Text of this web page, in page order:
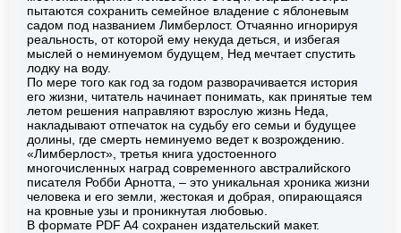
пытаются сохранить семейное владение с яблоневым
садом под названием Лимберлост. Отчаянно игнорируя
реальность, от которой ему некуда деться, и избегая
мыслей о неминуемом будущем, Нед мечтает спустить
лодку на воду.
По мере того как год за годом разворачивается история
его жизни, читатель начинает понимать, как принятые тем
летом решения направляют взрослую жизнь Неда,
накладывают отпечаток на судьбу его семьи и будущее
долины, где смерть неминуемо ведет к возрождению.
«Лимберлост», третья книга удостоенного
многочисленных наград современного австралийского
писателя Робби Арнотта, – это уникальная хроника жизни
человека и его земли, жестокая и добрая, опирающаяся
на кровные узы и проникнутая любовью.
В формате PDF A4 сохранен издательский макет.